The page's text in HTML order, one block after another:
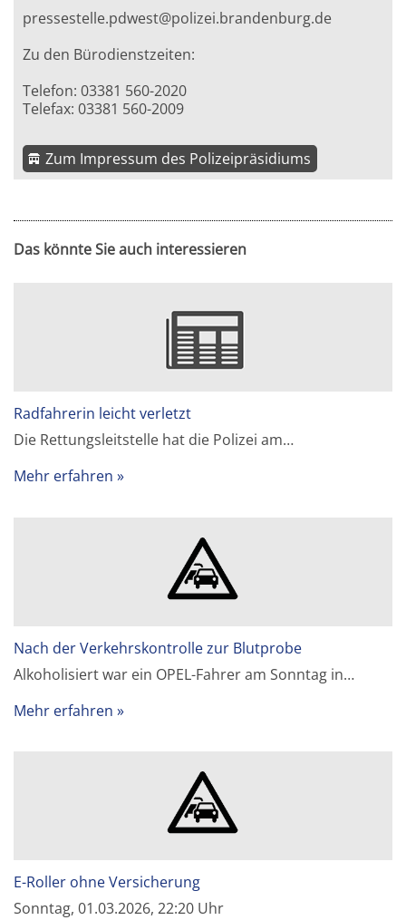
pressestelle.pdwest@polizei.brandenburg.de
Zu den Bürodienstzeiten:
Telefon: 03381 560-2020
Telefax: 03381 560-2009
Zum Impressum des Polizeipräsidiums
Das könnte Sie auch interessieren
Radfahrerin leicht verletzt
Die Rettungsleitstelle hat die Polizei am…
Mehr erfahren
Nach der Verkehrskontrolle zur Blutprobe
Alkoholisiert war ein OPEL-Fahrer am Sonntag in…
Mehr erfahren
E-Roller ohne Versicherung
Sonntag, 01.03.2026, 22:20 Uhr